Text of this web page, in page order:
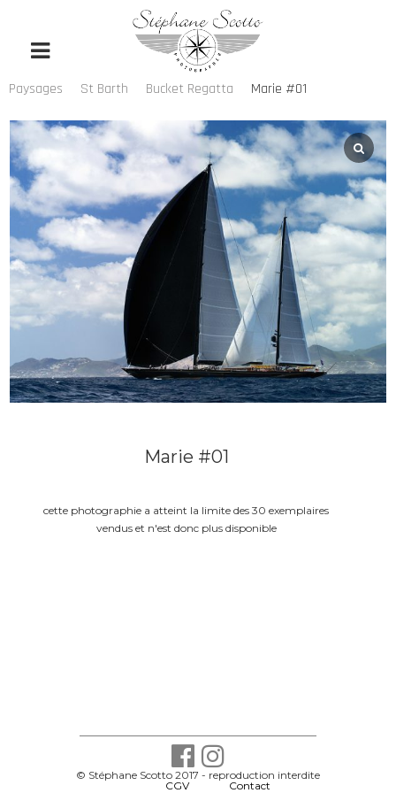
Paysages St Barth Bucket Regatta Marie #01
Marie #01
cette photographie a atteint la limite des 30 exemplaires
vendus et n'est donc plus disponible
© Stéphane Scotto 2017 - reproduction interdite
CGV Contact